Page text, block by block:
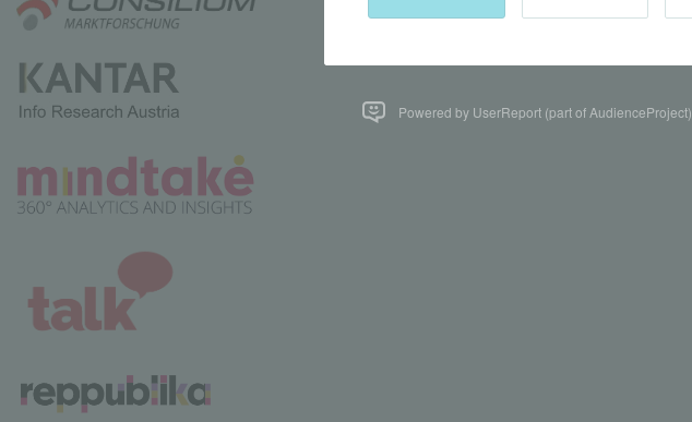
Powered by UserReport (part of AudienceProject)